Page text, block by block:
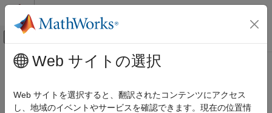
コンテンツへスキップ
オフキャンバス ナビゲーション メ
ドキュメンテーションのホーム
Image Processing Toolbox
メインコンテンツ
denoisingNetwork
イメージ ノイズ除去ネットワークの取得
Web サイトの選択
Web サイトを選択すると、翻訳されたコンテンツにアクセス
し、地域のイベントやサービスを確認できます。現在の位置情